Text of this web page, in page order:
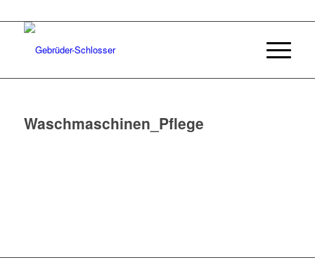
Waschmaschinen_Pflege